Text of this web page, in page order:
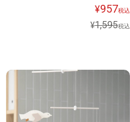
¥957税込
¥1,595税込